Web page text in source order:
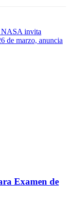
NASA invita
de marzo, anuncia
Examen de